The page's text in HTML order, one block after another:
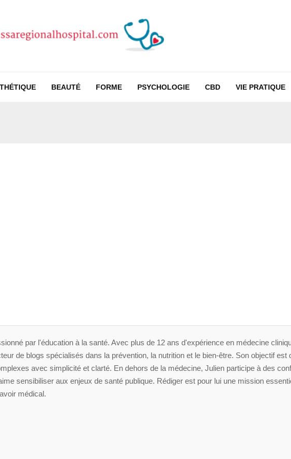
BEAUTÉ FORME PSYCHOLOGIE CBD VIE PRATIQUE
par l'éducation à la santé. Avec plus de 12 ans d'expérience en médecine
de blogs spécialisés dans la prévention, la nutrition et le bien-être. Son objectif est
avec simplicité et clarté. En dehors de la médecine, Julien participe à des
sensibiliser aux enjeux de santé publique. Rédiger est pour lui une mission
médical.